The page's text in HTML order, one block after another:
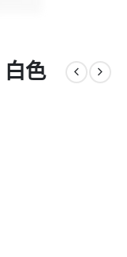
色